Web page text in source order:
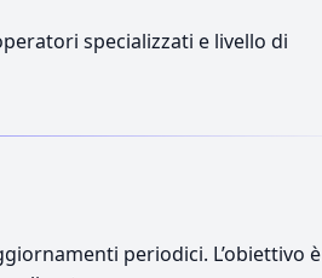
specializzati e livello di
periodici. L’obiettivo è